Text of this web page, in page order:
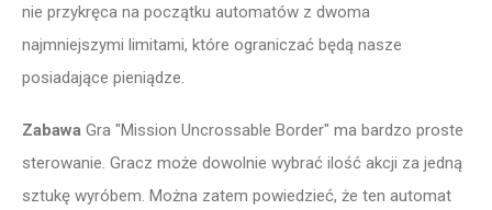
nie przykręca na początku automatów z dwoma
najmniejszymi limitami, które ograniczać będą nasze
posiadające pieniądze.
Zabawa Gra "Mission Uncrossable Border" ma bardzo proste
sterowanie. Gracz może dowolnie wybrać ilość akcji za jedną
sztukę wyróbem. Można zatem powiedzieć, że ten automat